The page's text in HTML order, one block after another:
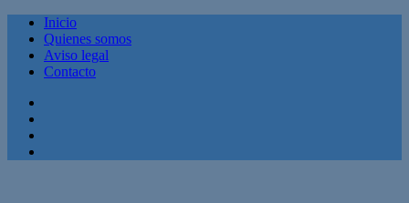
Inicio
Quienes somos
Aviso legal
Contacto